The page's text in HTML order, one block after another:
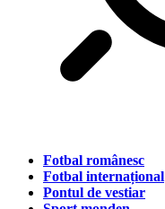
Fotbal românesc
Fotbal internațional
Pontul de vestiar